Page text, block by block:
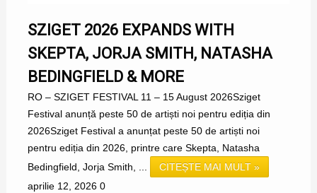
SZIGET 2026 EXPANDS WITH
SKEPTA, JORJA SMITH, NATASHA
BEDINGFIELD & MORE
RO – SZIGET FESTIVAL 11 – 15 August 2026Sziget
Festival anunță peste 50 de artiști noi pentru ediția din
2026Sziget Festival a anunțat peste 50 de artiști noi
pentru ediția din 2026, printre care Skepta, Natasha
Bedingfield, Jorja Smith, ...
CITEȘTE MAI MULT »
aprilie 12, 2026 0